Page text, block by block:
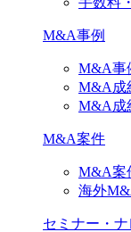
M&A事例
M&A事
M&A成
M&A成
M&A案件
M&A案
海外
セミナー・